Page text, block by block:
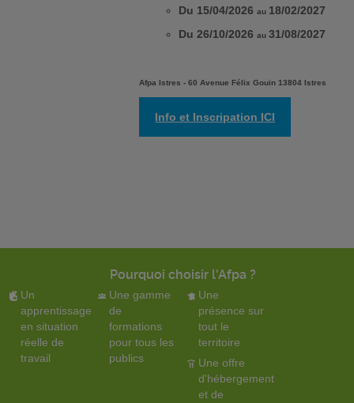
Du 15/04/2026au 18/02/2027
Du 26/10/2026au31/08/2027
Afpa Istres - 60 Avenue Félix Gouin 13804 Istres
Info et Inscripation ICI
Pourquoi choisir l'Afpa ?
Un
apprentissage
en situation
réelle de
travail
Une gamme
de
formations
pour tous les
publics
Une
présence sur
tout le
territoire
Une offre
d'hébergement
et de